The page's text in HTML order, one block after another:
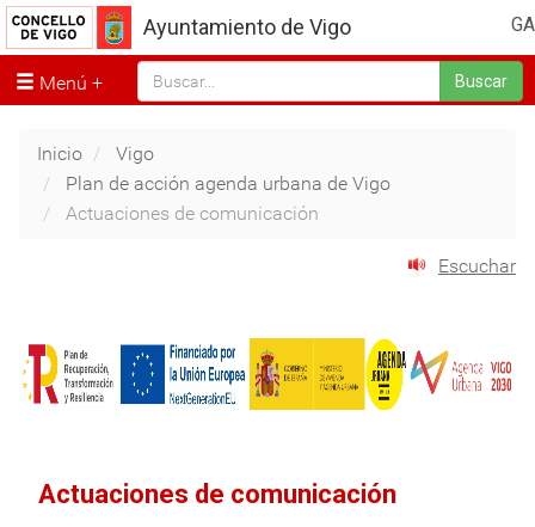
GA
Ayuntamiento de Vigo
Menú Buscar
Inicio
Vigo
Plan de acción agenda urbana de Vigo
Actuaciones de comunicación
Escuchar
Actuaciones de comunicación